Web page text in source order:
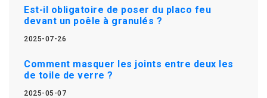
Est-il obligatoire de poser du placo feu
devant un poêle à granulés ?
2025-07-26
Comment masquer les joints entre deux les
de toile de verre ?
2025-05-07